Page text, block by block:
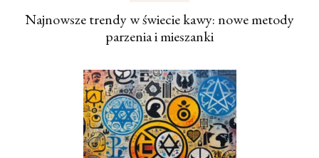
Najnowsze trendy w świecie kawy: nowe metody
parzenia i mieszanki